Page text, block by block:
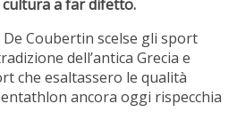
a far difetto.
Coubertin scelse gli sport
dell’antica Grecia e
che esaltassero le qualità
ancora oggi rispecchia